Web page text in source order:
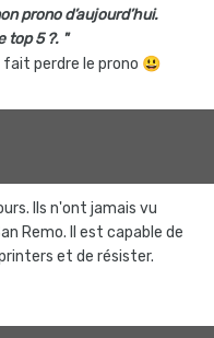
prono d’aujourd’hui.
top 5 ?. "
perdre le prono 😃
Ils n'ont jamais vu
Remo. Il est capable de
et de résister.